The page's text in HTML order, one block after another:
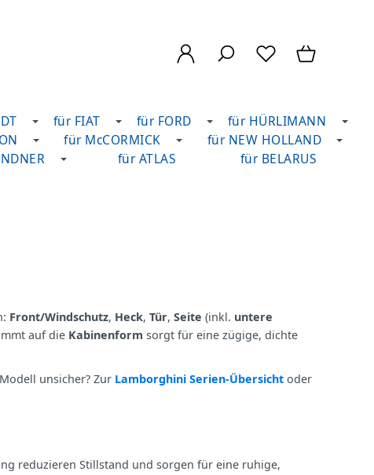
für FIAT für FORD
für HÜRLIMANN
für McCORMICK
für NEW HOLLAND
für ATLAS für BELARUS
Front/Windschutz, Heck, Tür, Seite (inkl. untere
auf die Kabinenform sorgt für eine zügige, dichte
unsicher? Zur Lamborghini Serien‑Übersicht oder
reduzieren Stillstand und sorgen für eine ruhige,